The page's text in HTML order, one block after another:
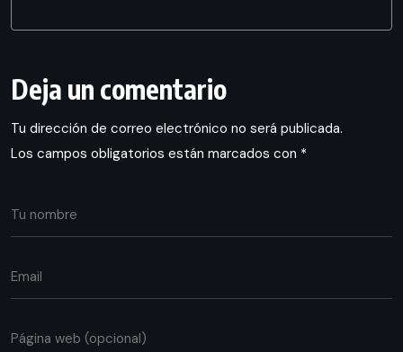
Deja un comentario
Tu dirección de correo electrónico no será publicada.
Los campos obligatorios están marcados con *